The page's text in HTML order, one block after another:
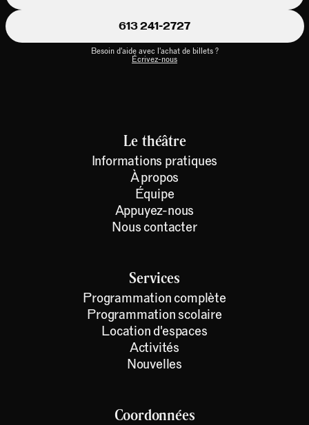
Coordonnées
Services
Programmation complète
Programmation scolaire
Location d'espaces
Activités
Nouvelles
Le théâtre
Informations pratiques
À propos
Équipe
Appuyez-nous
Nous contacter
613 241-2727
Besoin d'aide avec l'achat de billets ?
Écrivez-nous